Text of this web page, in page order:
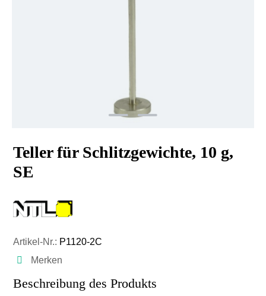
Teller für Schlitzgewichte, 10 g,
SE
Artikel-Nr.: P1120-2C
Merken
Beschreibung des Produkts